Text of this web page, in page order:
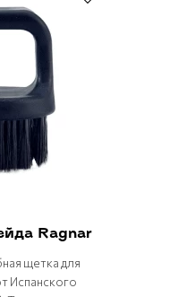
Ragnar
щетка для
Испанского